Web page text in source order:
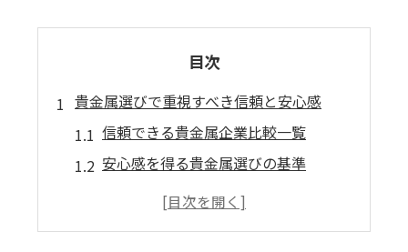
目次
貴金属選びで重視すべき信頼と安心感
信頼できる貴金属企業比較一覧
安心感を得る貴金属選びの基準
偽物回避に役立つ貴金属の見分け方